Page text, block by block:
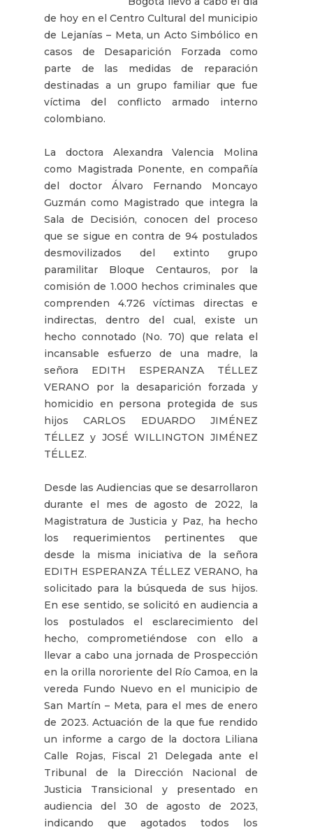
de hoy en el Centro Cultural del municipio
de Lejanías – Meta, un Acto Simbólico en
casos de Desaparición Forzada como
parte de las medidas de reparación
destinadas a un grupo familiar que fue
víctima del conflicto armado interno
colombiano.
La doctora Alexandra Valencia Molina
como Magistrada Ponente, en compañía
del doctor Álvaro Fernando Moncayo
Guzmán como Magistrado que integra la
Sala de Decisión, conocen del proceso
que se sigue en contra de 94 postulados
desmovilizados del extinto grupo
paramilitar Bloque Centauros, por la
comisión de 1.000 hechos criminales que
comprenden 4.726 víctimas directas e
indirectas, dentro del cual, existe un
hecho connotado (No. 70) que relata el
incansable esfuerzo de una madre, la
señora EDITH ESPERANZA TÉLLEZ
VERANO por la desaparición forzada y
homicidio en persona protegida de sus
hijos CARLOS EDUARDO JIMÉNEZ
TÉLLEZ y JOSÉ WILLINGTON JIMÉNEZ
TÉLLEZ.
Desde las Audiencias que se desarrollaron
durante el mes de agosto de 2022, la
Magistratura de Justicia y Paz, ha hecho
los requerimientos pertinentes que
desde la misma iniciativa de la señora
EDITH ESPERANZA TÉLLEZ VERANO, ha
solicitado para la búsqueda de sus hijos.
En ese sentido, se solicitó en audiencia a
los postulados el esclarecimiento del
hecho, comprometiéndose con ello a
llevar a cabo una jornada de Prospección
en la orilla nororiente del Río Camoa, en la
vereda Fundo Nuevo en el municipio de
San Martín – Meta, para el mes de enero
de 2023. Actuación de la que fue rendido
un informe a cargo de la doctora Liliana
Calle Rojas, Fiscal 21 Delegada ante el
Tribunal de la Dirección Nacional de
Justicia Transicional y presentado en
audiencia del 30 de agosto de 2023,
indicando que agotados todos los